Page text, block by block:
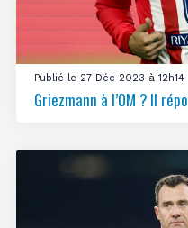
Publié le 27 Déc 2023 à 12h14
Griezmann à l’OM ? Il